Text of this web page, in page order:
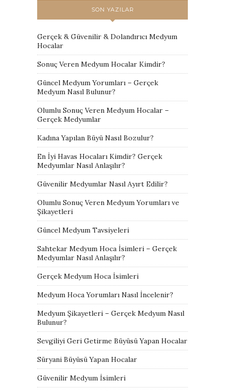
SON YAZILAR
Gerçek & Güvenilir & Dolandırıcı Medyum
Hocalar
Sonuç Veren Medyum Hocalar Kimdir?
Güncel Medyum Yorumları – Gerçek
Medyum Nasıl Bulunur?
Olumlu Sonuç Veren Medyum Hocalar –
Gerçek Medyumlar
Kadına Yapılan Büyü Nasıl Bozulur?
En İyi Havas Hocaları Kimdir? Gerçek
Medyumlar Nasıl Anlaşılır?
Güvenilir Medyumlar Nasıl Ayırt Edilir?
Olumlu Sonuç Veren Medyum Yorumları ve
Şikayetleri
Güncel Medyum Tavsiyeleri
Sahtekar Medyum Hoca İsimleri – Gerçek
Medyumlar Nasıl Anlaşılır?
Gerçek Medyum Hoca İsimleri
Medyum Hoca Yorumları Nasıl İncelenir?
Medyum Şikayetleri – Gerçek Medyum Nasıl
Bulunur?
Sevgiliyi Geri Getirme Büyüsü Yapan Hocalar
Süryani Büyüsü Yapan Hocalar
Güvenilir Medyum İsimleri